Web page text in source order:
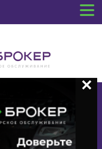
109 оф.510